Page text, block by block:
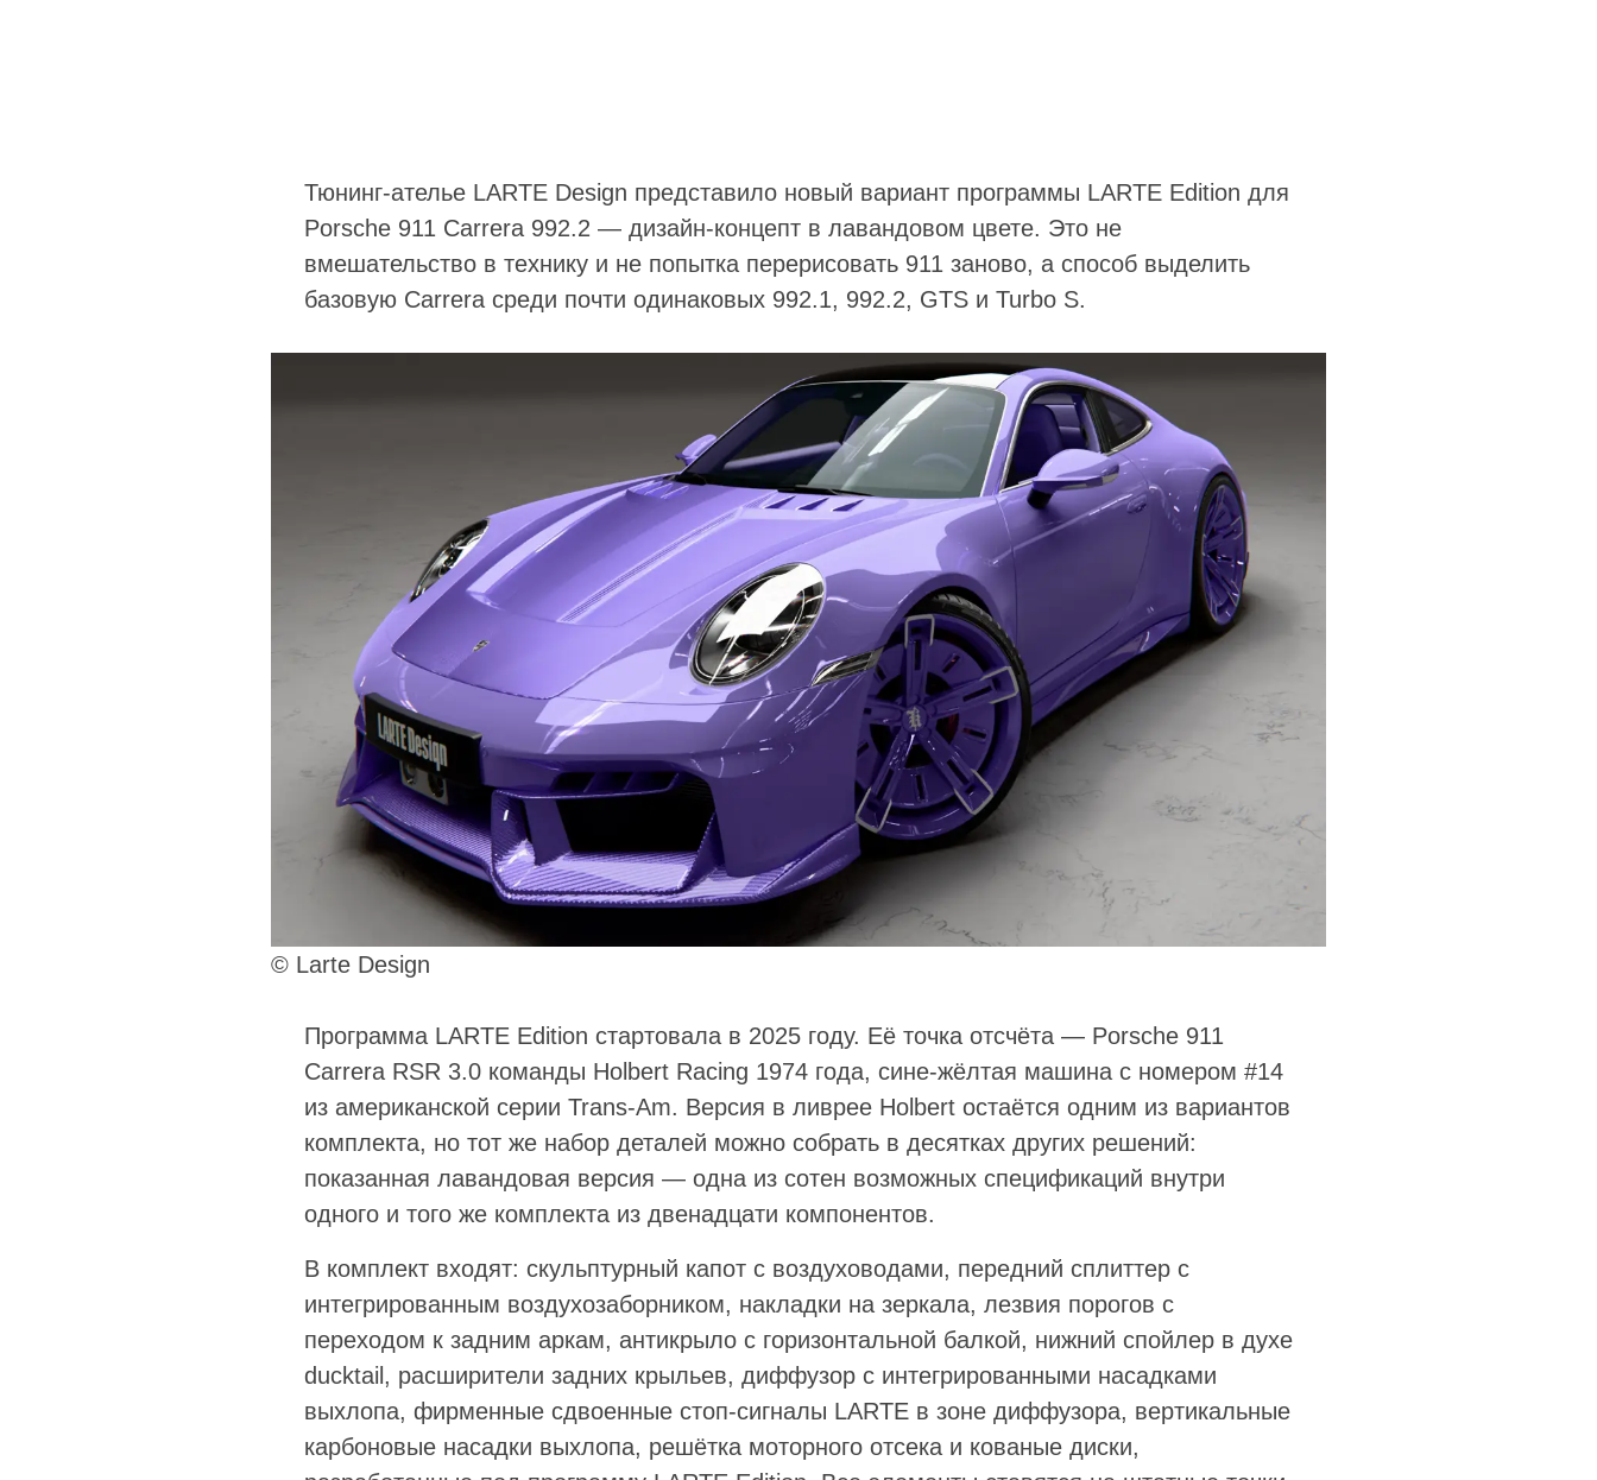
Тюнинг-ателье LARTE Design представило новый вариант программы LARTE Edition для
Porsche 911 Carrera 992.2 — дизайн-концепт в лавандовом цвете. Это не
вмешательство в технику и не попытка перерисовать 911 заново, а способ выделить
базовую Carrera среди почти одинаковых 992.1, 992.2, GTS и Turbo S.
© Larte Design
Программа LARTE Edition стартовала в 2025 году. Её точка отсчёта — Porsche 911
Carrera RSR 3.0 команды Holbert Racing 1974 года, сине-жёлтая машина с номером #14
из американской серии Trans-Am. Версия в ливрее Holbert остаётся одним из вариантов
комплекта, но тот же набор деталей можно собрать в десятках других решений:
показанная лавандовая версия — одна из сотен возможных спецификаций внутри
одного и того же комплекта из двенадцати компонентов.
В комплект входят: скульптурный капот с воздуховодами, передний сплиттер с
интегрированным воздухозаборником, накладки на зеркала, лезвия порогов с
переходом к задним аркам, антикрыло с горизонтальной балкой, нижний спойлер в духе
ducktail, расширители задних крыльев, диффузор с интегрированными насадками
выхлопа, фирменные сдвоенные стоп-сигналы LARTE в зоне диффузора, вертикальные
карбоновые насадки выхлопа, решётка моторного отсека и кованые диски,